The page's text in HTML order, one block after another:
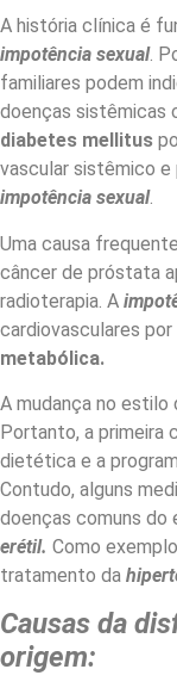
A história clínica é
impotência sexual.
familiares podem
doenças sistêmicas
diabetes mellitus
vascular sistêmico e
impotência sexual.
Uma causa
câncer de próstata
radioterapia. A
cardiovasculares por
metabólica.
A mudança no estilo
Portanto, a primeira
dietética e a
Contudo, alguns
doenças comuns do
erétil. Como
tratamento da
Causas da
origem: